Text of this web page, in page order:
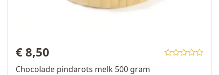
€ 8,50
Chocolade pindarots melk 500 gram